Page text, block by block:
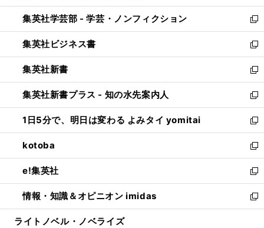
開
く
ウ
で
開
く
ン
ド
ウ
で
開
く
ウ
ィ
ン
ド
ウ
で
開
く
集英社学芸部 - 学芸・ノンフィクション
新
し
い
ウ
ィ
ン
ド
ウ
で
開
く
集英社ビジネス書
新
し
い
ウ
ィ
ン
ド
ウ
で
開
く
集英社新書
新
し
い
ウ
ィ
ン
ド
ウ
で
開
く
集英社新書プラス - 知の水先案内人
新
し
い
ウ
ィ
ン
ド
ウ
で
開
1日5分で、明日は変わる よみタイ yomitai
新
し
い
ウ
ィ
ン
ド
ウ
kotoba
新
し
い
ウ
ィ
ン
e!集英社
新
し
い
ウ
情報・知識＆オピニオン imidas
新
し
ライトノベル・ノベライズ